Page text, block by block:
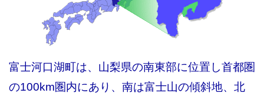
富士河口湖町は、山梨県の南東部に位置し首都圏
の100km圏内にあり、南は富士山の傾斜地、北